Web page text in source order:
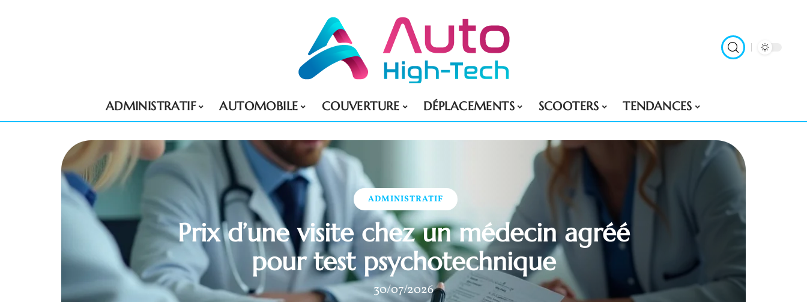
ADMINISTRATIF AUTOMOBILE COUVERTURE DÉPLACEMENTS SCOOTERS TENDANCES
ADMINISTRATIF
Prix d’une visite chez un médecin agréé
pour test psychotechnique
30/07/2026